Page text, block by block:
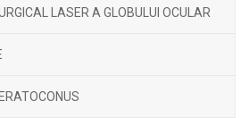
LASER A GLOBULUI OCULAR